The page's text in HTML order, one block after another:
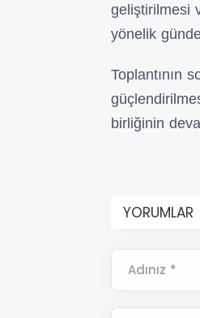
geliştirilmesi
yönelik
Toplantının
birliğinin
YORUMLAR
Adınız *